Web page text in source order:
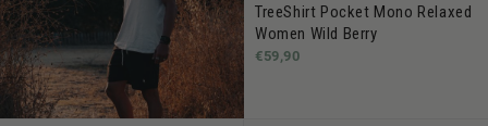
TreeShirt Pocket Mono Relaxed
Women Wild Berry
€59,90